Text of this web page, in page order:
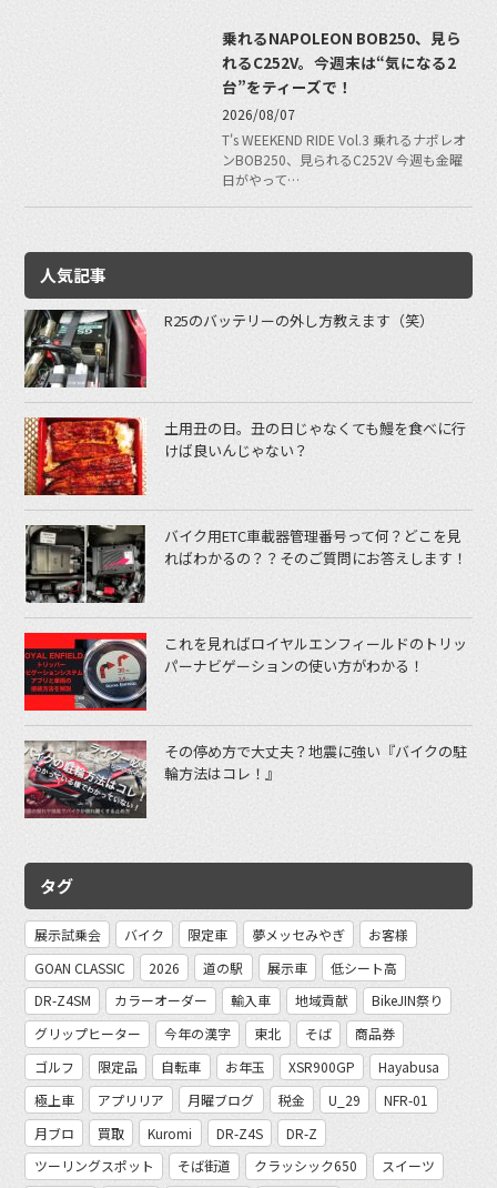
乗れるNAPOLEON BOB250、見ら
れるC252V。今週末は“気になる2
台”をティーズで！
2026/08/07
T's WEEKEND RIDE Vol.3 乗れるナポレオ
ンBOB250、見られるC252V 今週も金曜
日がやって…
人気記事
R25のバッテリーの外し方教えます（笑）
土用丑の日。丑の日じゃなくても鰻を食べに行
けば良いんじゃない？
バイク用ETC車載器管理番号って何？どこを見
ればわかるの？？そのご質問にお答えします！
これを見ればロイヤルエンフィールドのトリッ
パーナビゲーションの使い方がわかる！
その停め方で大丈夫？地震に強い『バイクの駐
輪方法はコレ！』
タグ
展示試乗会 バイク 限定車 夢メッセみやぎ
お客様
GOAN CLASSIC
2026 道の駅 展示車
低シート高
DR-Z4SM
カラーオーダー 輸入車 地域貢献
BikeJIN祭り
グリップヒーター
今年の漢字 東北 そば
商品券
ゴルフ
限定品 自転車 お年玉 XSR900GP
Hayabusa
極上車
アプリリア 月曜ブログ 税金 U_29
NFR-01
月ブロ
買取 Kuromi DR-Z4S
DR-Z
ツーリングスポット
そば街道 クラッシック650
スイーツ